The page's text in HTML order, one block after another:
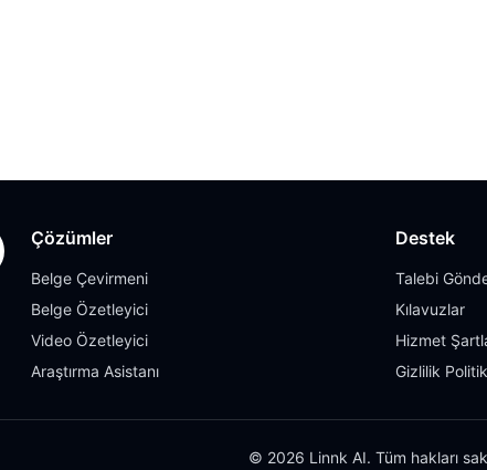
Çözümler
Belge Çevirmeni
Belge Özetleyici
Video Özetleyici
Araştırma Asistanı
Destek
Talebi
Kılavuzlar
Hizmet
Gizlilik
© 2026 Linnk AI. Tüm hakları